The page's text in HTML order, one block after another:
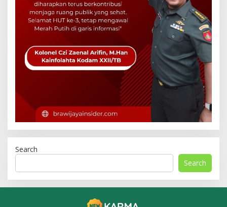
Search
Search